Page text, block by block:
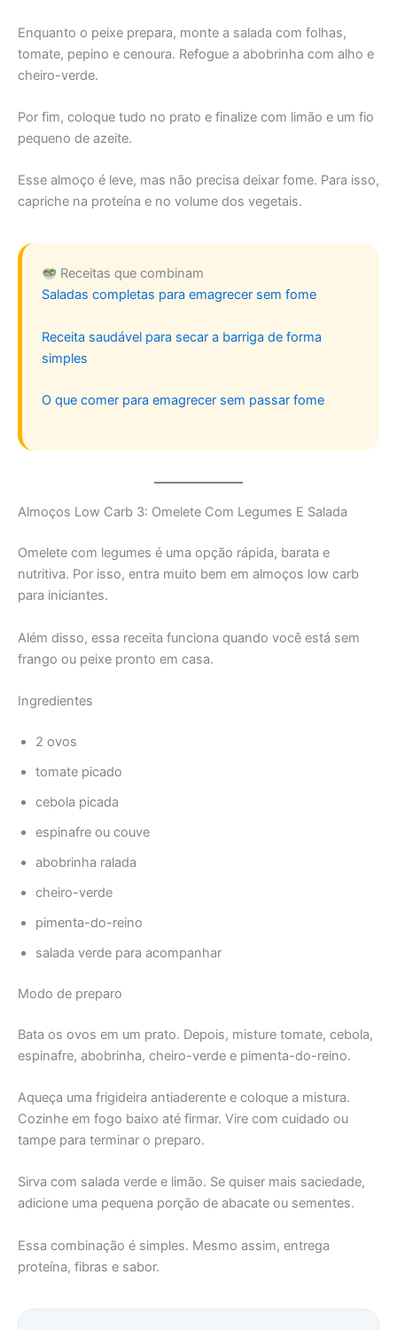
Enquanto o peixe prepara, monte a salada com folhas,
tomate, pepino e cenoura. Refogue a abobrinha com alho e
cheiro-verde.
Por fim, coloque tudo no prato e finalize com limão e um fio
pequeno de azeite.
Esse almoço é leve, mas não precisa deixar fome. Para isso,
capriche na proteína e no volume dos vegetais.
Receitas que combinam
Saladas completas para emagrecer sem fome
Receita saudável para secar a barriga de forma
simples
O que comer para emagrecer sem passar fome
Almoços Low Carb 3: Omelete Com Legumes E Salada
Omelete com legumes é uma opção rápida, barata e
nutritiva. Por isso, entra muito bem em almoços low carb
para iniciantes.
Além disso, essa receita funciona quando você está sem
frango ou peixe pronto em casa.
Ingredientes
2 ovos
tomate picado
cebola picada
espinafre ou couve
abobrinha ralada
cheiro-verde
pimenta-do-reino
salada verde para acompanhar
Modo de preparo
Bata os ovos em um prato. Depois, misture tomate, cebola,
espinafre, abobrinha, cheiro-verde e pimenta-do-reino.
Aqueça uma frigideira antiaderente e coloque a mistura.
Cozinhe em fogo baixo até firmar. Vire com cuidado ou
tampe para terminar o preparo.
Sirva com salada verde e limão. Se quiser mais saciedade,
adicione uma pequena porção de abacate ou sementes.
Essa combinação é simples. Mesmo assim, entrega
proteína, fibras e sabor.